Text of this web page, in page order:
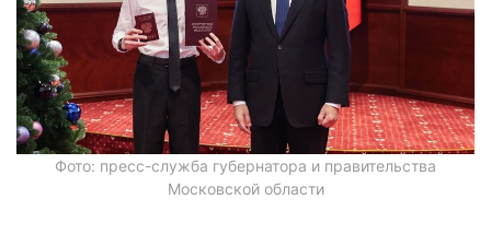
Фото: пресс-служба губернатора и правительства
Московской области